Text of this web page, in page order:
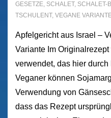
GESETZE, SCHALET, SCHALET-
TSCHULENT, VEGANE
Apfelgericht aus Israel –
Variante Im
verwendet, das hier durch
Veganer können
Verwendung von
dass das Rezept